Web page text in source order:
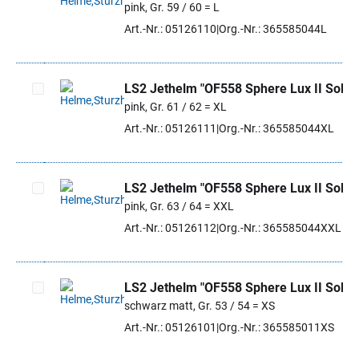
Artikel auswählen
pink, Gr. 59 / 60 = L
Art.-Nr.: 05126110 Org.-Nr.: 365585044L
Artikel auswählen
LS2 Jethelm "OF558 Sphere Lux II Solid"
pink, Gr. 61 / 62 = XL
Art.-Nr.: 05126111 Org.-Nr.: 365585044XL
Artikel auswählen
LS2 Jethelm "OF558 Sphere Lux II Solid"
pink, Gr. 63 / 64 = XXL
Art.-Nr.: 05126112 Org.-Nr.: 365585044XXL
Artikel auswählen
LS2 Jethelm "OF558 Sphere Lux II Solid"
schwarz matt, Gr. 53 / 54 = XS
Art.-Nr.: 05126101 Org.-Nr.: 365585011XS